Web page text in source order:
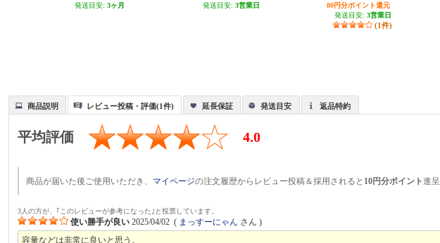
3BK
発送目安: 3ヶ月
5BK
発送目安: 3営業日
80円分ポイント還元
発送目安: 3営業日
(1件)
商品説明 レビュー投稿・評価(1件) 延長保証 発送目安 返品特約
平均評価 4.0
商品が届いた後ご使用いただき、 マイページの注文履歴からレビュー投稿＆採用されると 10円分ポイント進呈
3人の方が、｢このレビューが参考になった｣と投票しています。
使い勝手が良い 2025/04/02 ( まっすーにゃん さん )
容量などは非常に良いと思う。